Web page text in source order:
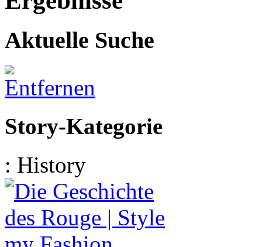
Aktuelle Suche
Story-Kategorie
: History